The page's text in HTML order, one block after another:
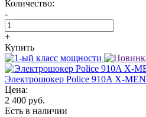
Количество:
-
+
Купить
Электрошокер Police 910A X-MEN
Цена:
2 400 руб.
Есть в наличии